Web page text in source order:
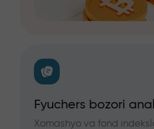
Fyuchers bozori
Xomashyo va fond